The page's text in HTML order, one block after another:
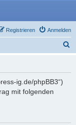
Anmelden
Registrieren
ig.de/phpBB3“)
mit folgenden